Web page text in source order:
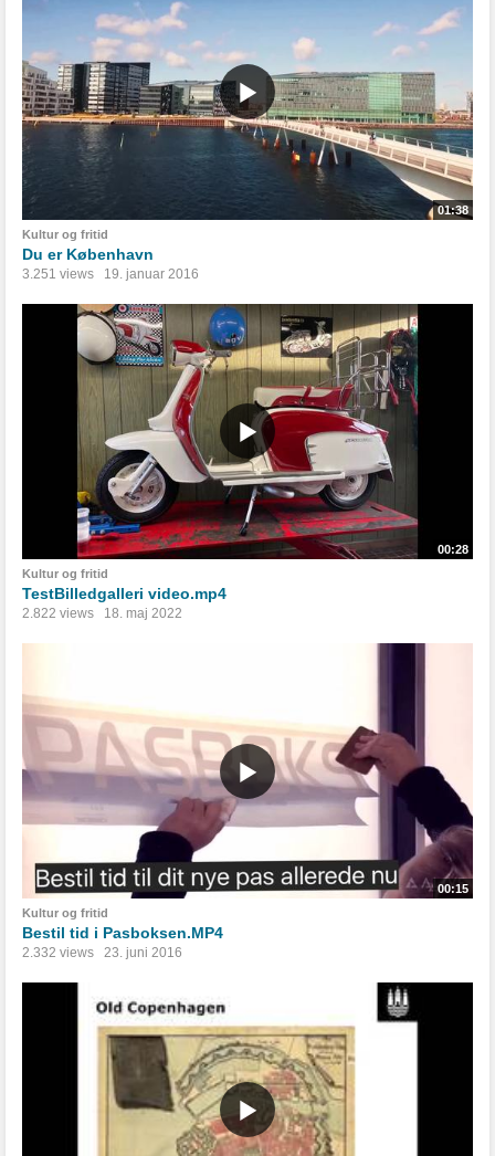
01:38
Kultur og fritid
Du er København
3.251 views 19. januar 2016
00:28
Kultur og fritid
TestBilledgalleri video.mp4
2.822 views 18. maj 2022
00:15
Kultur og fritid
Bestil tid i Pasboksen.MP4
2.332 views 23. juni 2016